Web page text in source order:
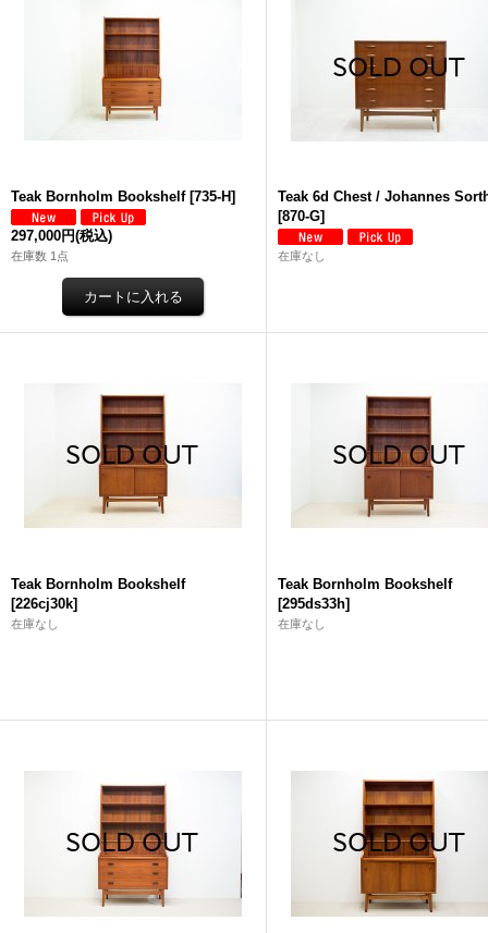
Teak Bornholm Bookshelf [735-H]
297,000円(税込)
在庫数 1点
Teak 6d Chest / Johannes
[870-G]
在庫なし
Teak Bornholm Bookshelf
[226cj30k]
在庫なし
Teak Bornholm Bookshelf
[295ds33h]
在庫なし